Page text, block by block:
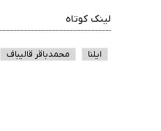
لینک کوتاه
ایلنا محمدباقر قالیباف